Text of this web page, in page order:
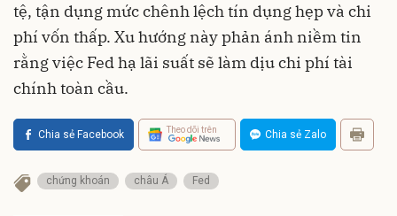
tệ, tận dụng mức chênh lệch tín dụng hẹp và chi
phí vốn thấp. Xu hướng này phản ánh niềm tin
rằng việc Fed hạ lãi suất sẽ làm dịu chi phí tài
chính toàn cầu.
Chia sẻ Facebook Theo dõi trên Chia sẻ Zalo
chứng khoán châu Á Fed